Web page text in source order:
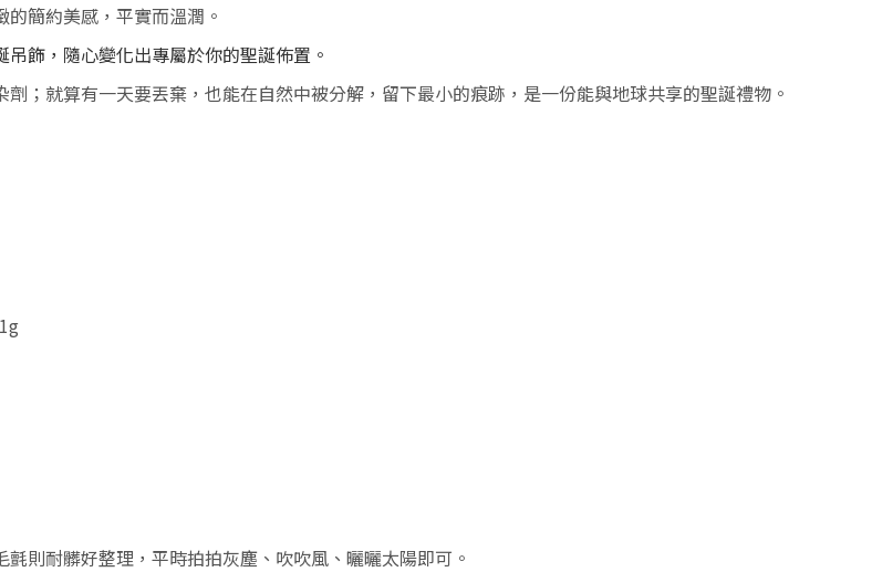
簡約美感，平實而溫潤。
飾，隨心變化出專屬於你的聖誕佈置。
；就算有一天要丟棄，也能在自然中被分解，留下最小的痕跡，是一份能與地球共享的聖誕禮物。
則耐髒好整理，平時拍拍灰塵、吹吹風、曬曬太陽即可。